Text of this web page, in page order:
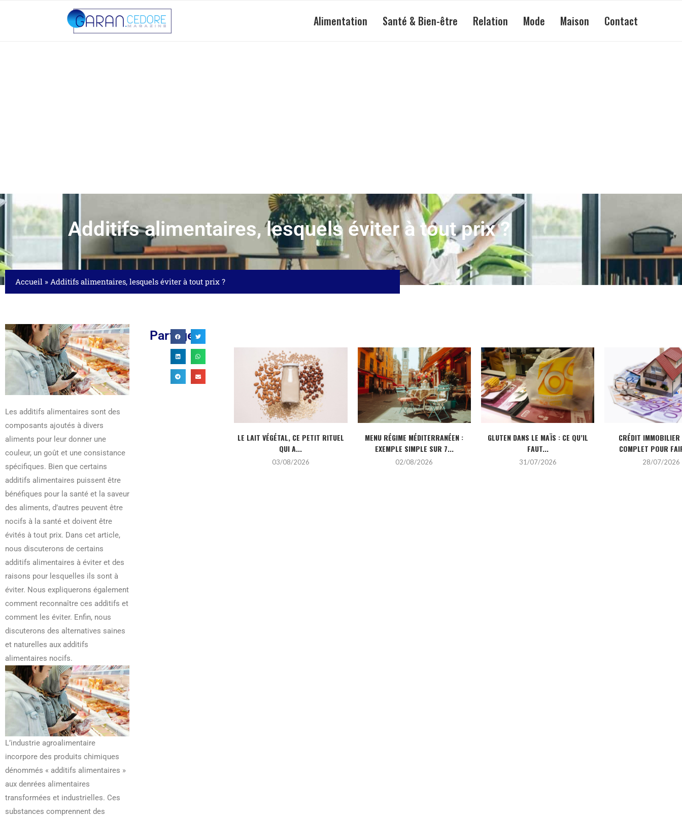
Alimentation Santé & Bien-être Relation Mode Maison Contact
Additifs alimentaires, lesquels éviter à tout prix ?
Accueil » Additifs alimentaires, lesquels éviter à tout prix ?
Les additifs alimentaires sont des
composants ajoutés à divers
aliments pour leur donner une
couleur, un goût et une consistance
spécifiques. Bien que certains
additifs alimentaires puissent être
bénéfiques pour la santé et la saveur
des aliments, d’autres peuvent être
nocifs à la santé et doivent être
évités à tout prix. Dans cet article,
nous discuterons de certains
additifs alimentaires à éviter et des
raisons pour lesquelles ils sont à
éviter. Nous expliquerons également
comment reconnaître ces additifs et
comment les éviter. Enfin, nous
discuterons des alternatives saines
et naturelles aux additifs
alimentaires nocifs.
L’industrie agroalimentaire
incorpore des produits chimiques
dénommés « additifs alimentaires »
aux denrées alimentaires
transformées et industrielles. Ces
substances comprennent des
Partager
DANS LE MAÏS : CE QU’IL
FAUT...
31/07/2026
LE LAIT VÉGÉTAL, CE PETIT RITUEL
QUI A...
03/08/2026
MENU RÉGIME MÉDITERRANÉEN :
EXEMPLE SIMPLE SUR 7...
02/08/2026
GLUTEN DANS LE MAÏS : CE QU’IL
FAUT...
31/07/2026
CRÉDIT IMMOBILIER
COMPLET POUR
28/07/2026